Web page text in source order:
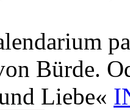
Bürde.
Liebe«